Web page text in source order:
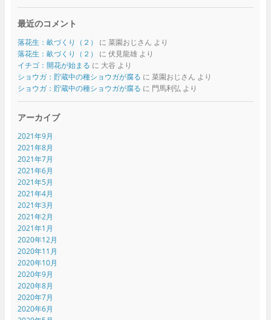
最近のコメント
落花生：畝づくり（２） に 菜園おじさん より
落花生：畝づくり（２）
に 伏見龍雄より
イチゴ：開花が始まる に 大谷 より
ショウガ：貯蔵中の種ショウガが腐る に 菜園おじさん より
ショウガ：貯蔵中の種ショウガが腐る に 門馬利弘 より
アーカイブ
2021年9月
2021年8月
2021年7月
2021年6月
2021年5月
2021年4月
2021年3月
2021年2月
2021年1月
2020年12月
2020年11月
2020年10月
2020年9月
2020年8月
2020年7月
2020年6月